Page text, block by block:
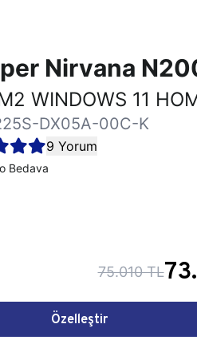
Nirvana
WINDOWS 11
DX05A-00C-K
9 Yorum
Bedava
75.010 TL
Özelleştir